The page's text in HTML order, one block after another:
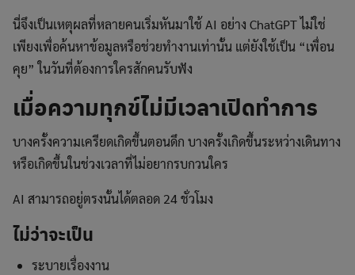
นี่จึงเป็นเหตุผลที่หลายคนเริ่มหันมาใช้ AI อย่าง ChatGPT ไม่ใช่
เพียงเพื่อค้นหาข้อมูลหรือช่วยทำงานเท่านั้น แต่ยังใช้เป็น “เพื่อน
คุย” ในวันที่ต้องการใครสักคนรับฟัง
เมื่อความทุกข์ไม่มีเวลาเปิดทำการ
บางครั้งความเครียดเกิดขึ้นตอนดึก บางครั้งเกิดขึ้นระหว่างเดินทาง
หรือเกิดขึ้นในช่วงเวลาที่ไม่อยากรบกวนใคร
AI สามารถอยู่ตรงนั้นได้ตลอด 24 ชั่วโมง
ไม่ว่าจะเป็น
ระบายเรื่องงาน